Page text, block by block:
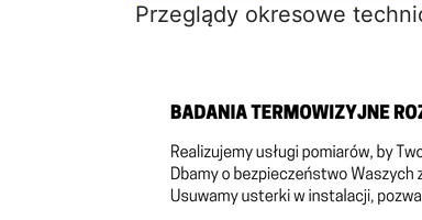
Przeglądy okresowe